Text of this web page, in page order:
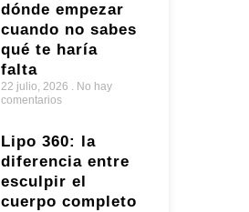
dónde empezar
cuando no sabes
qué te haría
falta
22 julio, 2026
No hay
comentarios
Lipo 360: la
diferencia entre
esculpir el
cuerpo completo